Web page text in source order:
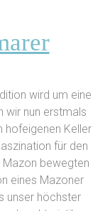
wird um eine
wir nun erstmals
hofeigenen Keller
für den
Mazon bewegten
eines Mazoner
unser höchster